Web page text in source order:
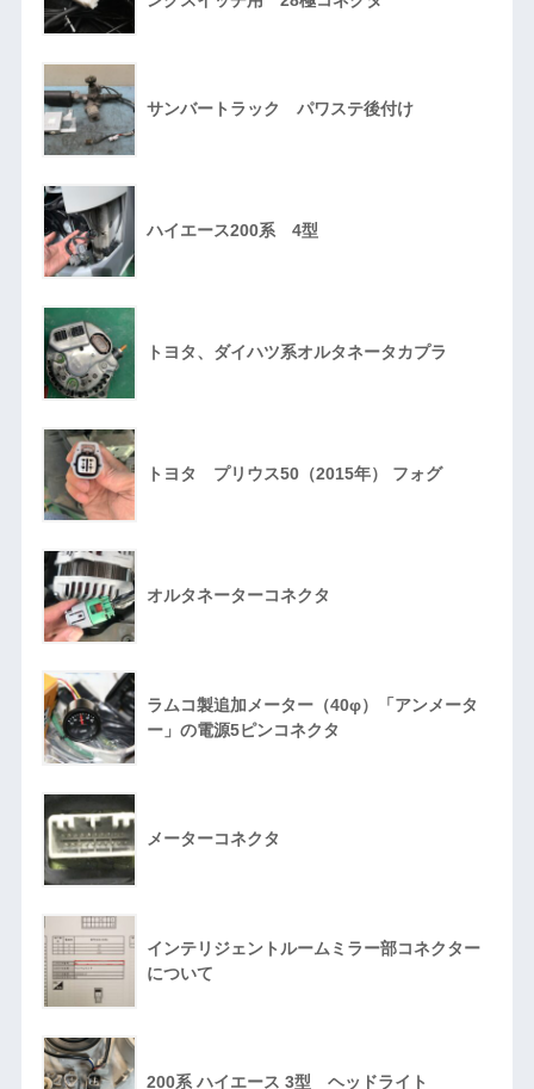
サンバートラック パワステ後付け
ハイエース200系 4型
トヨタ、ダイハツ系オルタネータカプラ
トヨタ プリウス50（2015年） フォグ
オルタネーターコネクタ
ラムコ製追加メーター（40φ）「アンメータ
ー」の電源5ピンコネクタ
メーターコネクタ
インテリジェントルームミラー部コネクター
について
200系 ハイエース 3型 ヘッドライト